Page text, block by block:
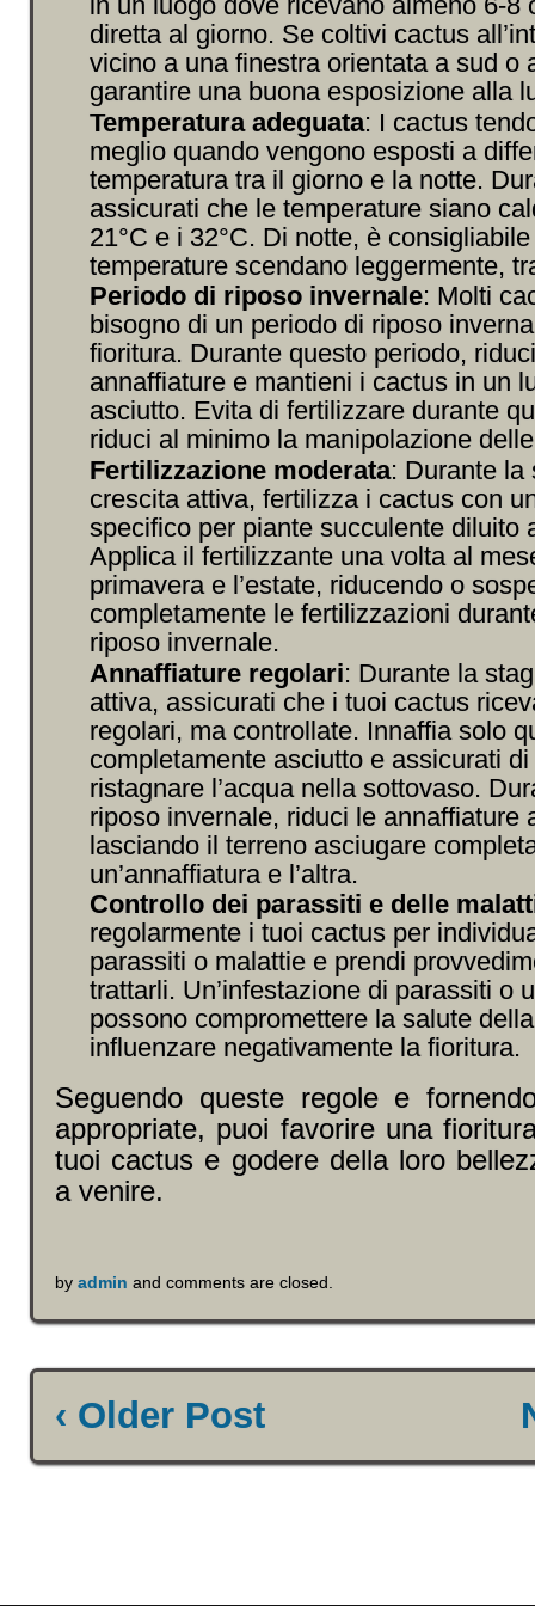
diretta al giorno. Se coltivi cactus
vicino a una finestra orientata a sud o
garantire una buona esposizione alla
Temperatura adeguata: I cactus
meglio quando vengono esposti a
temperatura tra il giorno e la notte.
assicurati che le temperature siano
21°C e i 32°C. Di notte, è
temperature scendano leggermente,
Periodo di riposo invernale: Molti
bisogno di un periodo di riposo
fioritura. Durante questo periodo,
annaffiature e mantieni i cactus in un
asciutto. Evita di fertilizzare durante
riduci al minimo la manipolazione
Fertilizzazione moderata: Durante la
crescita attiva, fertilizza i cactus con
specifico per piante succulente diluito
Applica il fertilizzante una volta al
primavera e l’estate, riducendo o
completamente le fertilizzazioni
riposo invernale.
Annaffiature regolari: Durante la
attiva, assicurati che i tuoi cactus
regolari, ma controllate. Innaffia solo
completamente asciutto e assicurati
ristagnare l’acqua nella sottovaso.
riposo invernale, riduci le annaffiature
lasciando il terreno asciugare
un’annaffiatura e l’altra.
Controllo dei parassiti e delle
regolarmente i tuoi cactus per
parassiti o malattie e prendi
trattarli. Un’infestazione di parassiti o
possono compromettere la salute
influenzare negativamente la fioritura.
Seguendo queste regole e
appropriate, puoi favorire una
tuoi cactus e godere della loro
a venire.
byadmin and comments are closed.
‹ Older Post